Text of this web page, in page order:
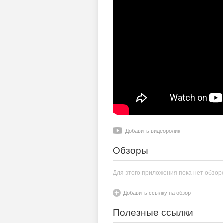
Добавить видеоролик
Обзоры
Для этого приложения пока нет
Добавить ссылку на обзор
Полезные ссылки